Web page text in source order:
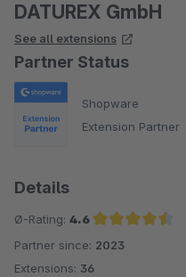
DATUREX GmbH
See all extensions
Partner Status
Shopware
Extension Partner
Details
Ø-Rating: 4.6
Average rating of 4.6 out of 5 stars
Partner since: 2023
Extensions: 36